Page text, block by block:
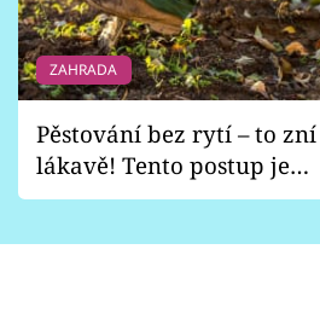
ZAHRADA
Pěstování bez rytí – to zní
lákavě! Tento postup je
vhodný jen pro některé